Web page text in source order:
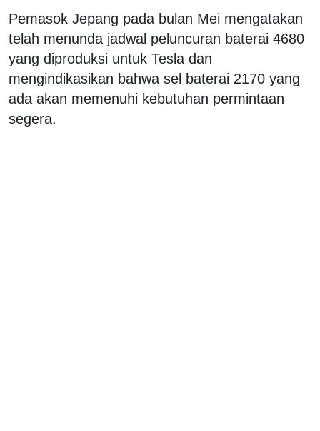
Pemasok Jepang pada bulan Mei mengatakan
telah menunda jadwal peluncuran baterai 4680
yang diproduksi untuk Tesla dan
mengindikasikan bahwa sel baterai 2170 yang
ada akan memenuhi kebutuhan permintaan
segera.